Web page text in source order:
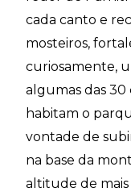
cada canto e
mosteiros,
curiosamente,
algumas das
habitam o
vontade de
na base da
altitude de mais